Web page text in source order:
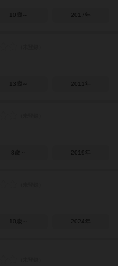
10歳～ 2017年
13歳～ 2011年
8歳～ 2019年
10歳～ 2024年